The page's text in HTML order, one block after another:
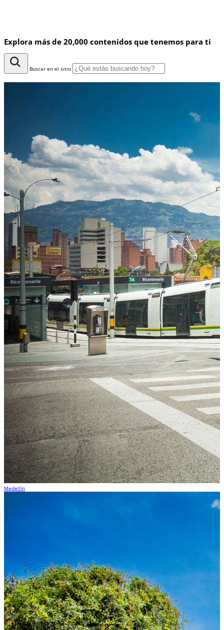
Explora más de 20,000 contenidos que tenemos para ti
Buscar en el sitio
Medellín